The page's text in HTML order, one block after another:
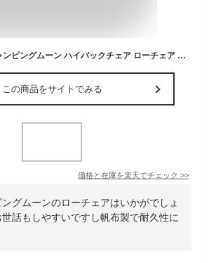
【P2倍11/16迄】 キャンピングムーン ハイバックチェア ローチェア リラックスローチェア リラックス ロースタイルチェア 焚き火チェア アームチェア 帆布生地 ロングサイズ ハイバック 焚火チェア キャンプチェア アウトドアチェア キャンプ コンパクト 黒 F-1002C
この商品をサイトでみる
価格と在庫を楽天でチェック >>
グムーンのローチェアはいかがでしょ
話もしやすいですし帆布製で耐久性に